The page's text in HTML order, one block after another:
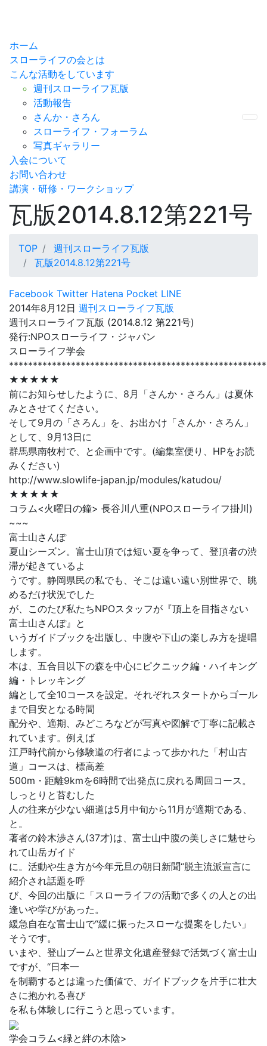
ホーム
スローライフの会とは
こんな活動をしています
週刊スローライフ瓦版
活動報告
さんか・さろん
スローライフ・フォーラム
写真ギャラリー
入会について
お問い合わせ
講演・研修・ワークショップ
瓦版2014.8.12第221号
TOP
週刊スローライフ瓦版
瓦版2014.8.12第221号
Facebook Twitter Hatena Pocket LINE
2014年8月12日 週刊スローライフ瓦版
週刊スローライフ瓦版 (2014.8.12 第221号)
発行:NPOスローライフ・ジャパン
スローライフ学会
★★★★★
前にお知らせしたように、8月「さんか・さろん」は夏休
みとさせてください。
そして9月の「さろん」を、お出かけ「さんか・さろん」
として、9月13日に
群馬県南牧村で、と企画中です。(編集室便り、HPをお読
みください)
http://www.slowlife-japan.jp/modules/katudou/
★★★★★
コラム<火曜日の鐘> 長谷川八重(NPOスローライフ掛川)
~~~
富士山さんぽ
夏山シーズン。富士山頂では短い夏を争って、登頂者の渋
滞が起きているよ
うです。静岡県民の私でも、そこは遠い遠い別世界で、眺
めるだけ状況でした
が、このたび私たちNPOスタッフが『頂上を目指さない
富士山さんぽ』と
いうガイドブックを出版し、中腹や下山の楽しみ方を提唱
します。
本は、五合目以下の森を中心にピクニック編・ハイキング
編・トレッキング
編として全10コースを設定。それぞれスタートからゴール
まで目安となる時間
配分や、適期、みどころなどが写真や図解で丁寧に記載さ
れています。例えば
江戸時代前から修験道の行者によって歩かれた「村山古
道」コースは、標高差
500m・距離9kmを6時間で出発点に戻れる周回コース。
しっとりと苔むした
人の往来が少ない細道は5月中旬から11月が適期である、
と。
著者の鈴木渉さん(37才)は、富士山中腹の美しさに魅せら
れて山岳ガイド
に。活動や生き方が今年元旦の朝日新聞“脱主流派宣言に
紹介され話題を呼
び、今回の出版に「スローライフの活動で多くの人との出
逢いや学びがあった。
緩急自在な富士山で“緩に振ったスローな提案をしたい」
そうです。
いまや、登山ブームと世界文化遺産登録で活気づく富士山
ですが、“日本一
を制覇するとは違った価値で、ガイドブックを片手に壮大
さに抱かれる喜び
を私も体験しに行こうと思っています。
学会コラム<緑と絆の木陰>